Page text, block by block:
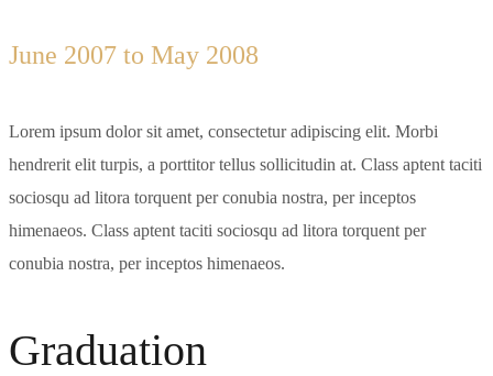
June 2007 to May 2008
Lorem ipsum dolor sit amet, consectetur adipiscing elit. Morbi
hendrerit elit turpis, a porttitor tellus sollicitudin at. Class aptent taciti
sociosqu ad litora torquent per conubia nostra, per inceptos
himenaeos. Class aptent taciti sociosqu ad litora torquent per
conubia nostra, per inceptos himenaeos.
Graduation